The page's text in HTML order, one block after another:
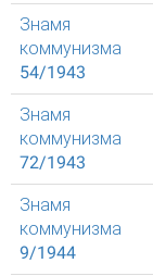
Знамя
коммунизма
54/1943
Знамя
коммунизма
72/1943
Знамя
коммунизма
9/1944